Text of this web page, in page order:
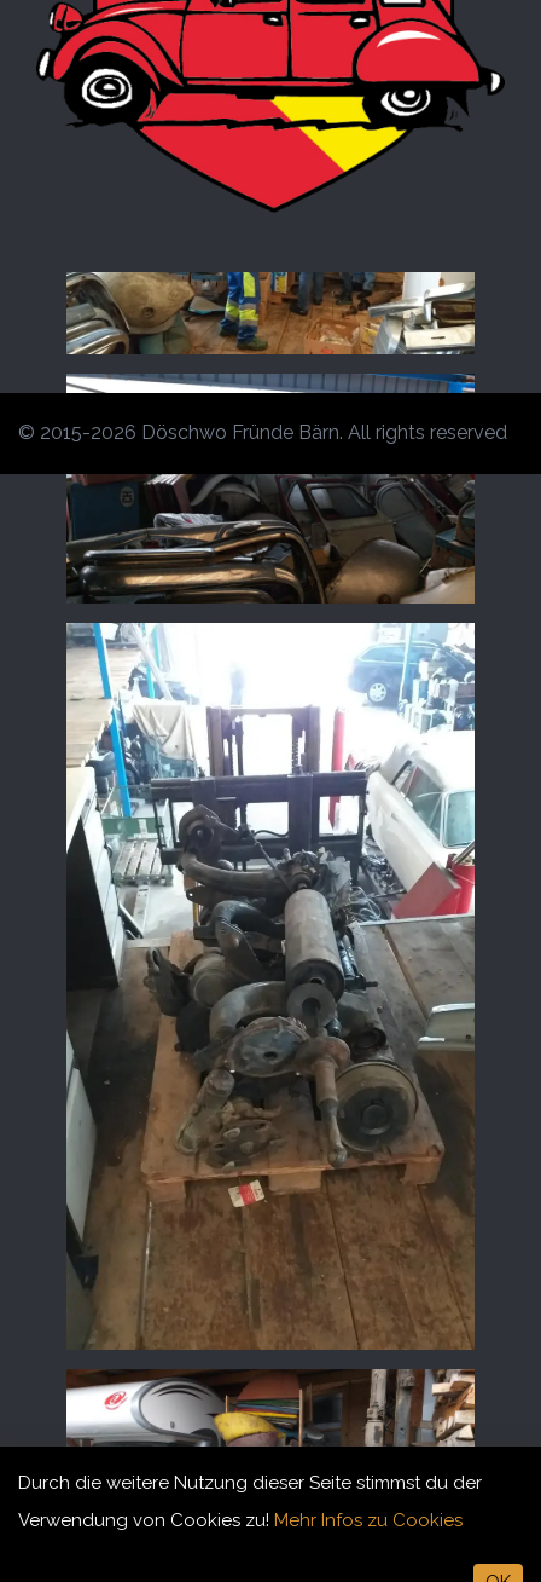
© 2015-2026 Döschwo Fründe Bärn. All rights reserved
Durch die weitere Nutzung dieser Seite stimmst du der
Verwendung von Cookies zu! Mehr Infos zu Cookies